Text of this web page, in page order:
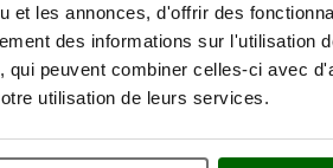
et les annonces, d'offrir des
des informations sur l'utilisation
peuvent combiner celles-ci avec
utilisation de leurs services.